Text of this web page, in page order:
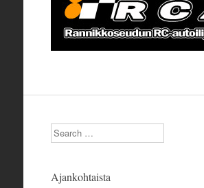
Search
Ajankohtaista